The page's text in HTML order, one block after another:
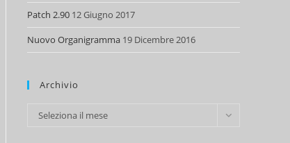
Patch 2.90 12 Giugno 2017
Nuovo Organigramma 19 Dicembre 2016
Archivio
Archivio
Seleziona il mese